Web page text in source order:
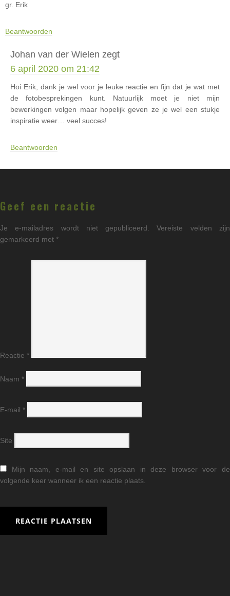
gr. Erik
Beantwoorden
Johan van der Wielen zegt
6 april 2020 om 21:42
Hoi Erik, dank je wel voor je leuke reactie en fijn dat je wat met
de fotobesprekingen kunt. Natuurlijk moet je niet mijn
bewerkingen volgen maar hopelijk geven ze je wel een stukje
inspiratie weer… veel succes!
Beantwoorden
Geef een reactie
Je e-mailadres wordt niet gepubliceerd.
Vereiste velden zijn
gemarkeerd met *
Reactie *
Naam *
E-mail *
Site
Mijn naam, e-mail en site opslaan in deze browser voor de
volgende keer wanneer ik een reactie plaats.